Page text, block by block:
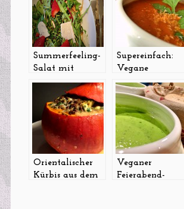
Summerfeeling-
Salat mit
Erdbeeren und
Basilikum
Supereinfach:
Vegane
Tomaten-Kokos-
Suppe
Orientalischer
Kürbis aus dem
Veganer
Feierabend-